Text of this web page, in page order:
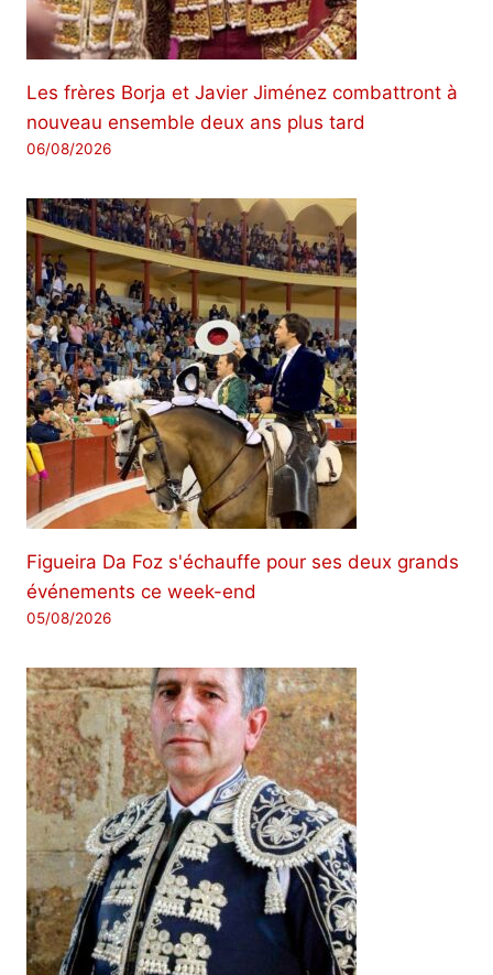
Les frères Borja et Javier Jiménez combattront à
nouveau ensemble deux ans plus tard
06/08/2026
Figueira Da Foz s'échauffe pour ses deux grands
événements ce week-end
05/08/2026